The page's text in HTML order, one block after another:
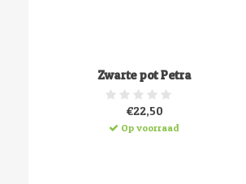
Zwarte pot Petra
€22,50
Op voorraad